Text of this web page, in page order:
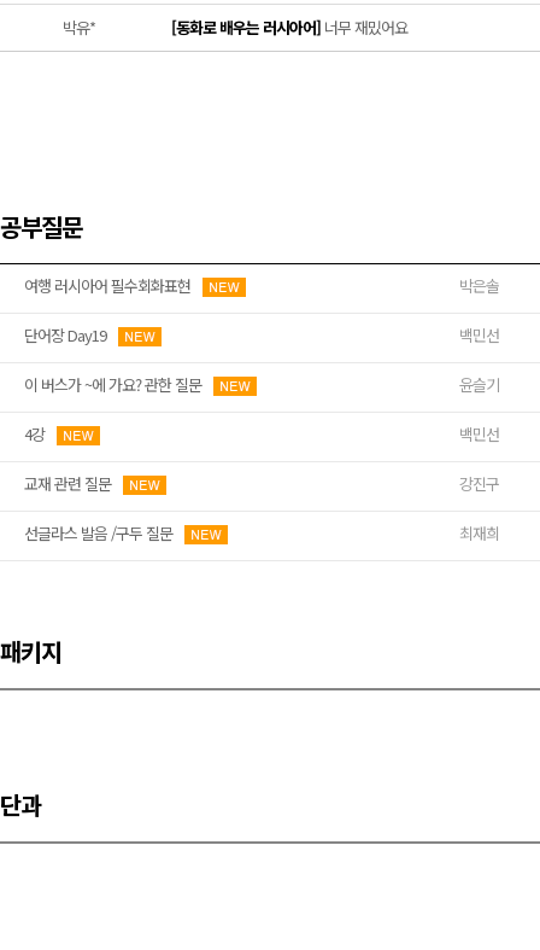
박유* [동화로 배우는 러시아어] 너무 재밌어요
공부질문
여행 러시아어 필수회화표현 박은솔
단어장 Day19 백민선
이 버스가 ~에 가요? 관한 질문 윤슬기
4강 백민선
교재 관련 질문 강진구
선글라스 발음 /구두 질문 최재희
패키지
단과